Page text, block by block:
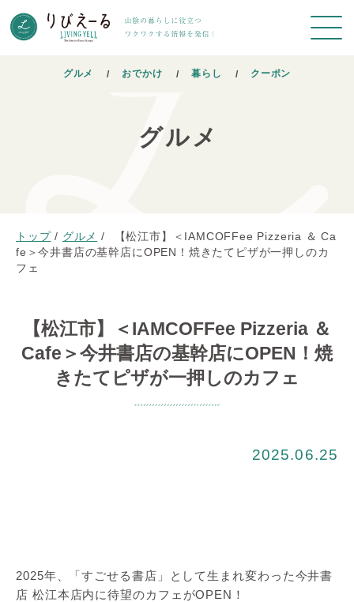
グルメ おでかけ 暮らし クーポン
グルメ
トップ / グルメ /
【松江市】＜IAMCOFFee Pizzeria ＆ Ca
fe＞今井書店の基幹店にOPEN！焼きたてピザが一押しのカ
フェ
【松江市】＜IAMCOFFee Pizzeria ＆
Cafe＞今井書店の基幹店にOPEN！焼
きたてピザが一押しのカフェ
2025.06.25
2025年、「すごせる書店」として生まれ変わった今井書
店 松江本店内に待望のカフェがOPEN！